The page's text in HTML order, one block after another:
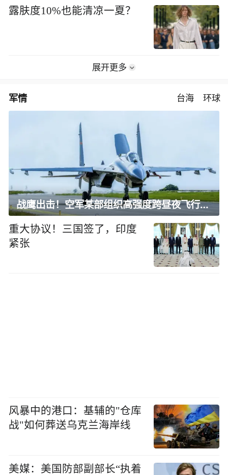
露肤度10%也能清凉一夏？
展开更多
军情 台海 环球
战鹰出击！空军某部组织高强度跨昼夜飞行训练
重大协议！三国签了，印度
紧张
风暴中的港口：基辅的"仓库
战"如何葬送乌克兰海岸线
美媒：美国防部副部长“执着